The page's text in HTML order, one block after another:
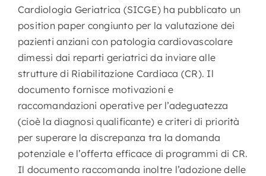
Cardiologia Geriatrica (SICGE) ha pubblicato un
position paper congiunto per la valutazione dei
pazienti anziani con patologia cardiovascolare
dimessi dai reparti geriatrici da inviare alle
strutture di Riabilitazione Cardiaca (CR). Il
documento fornisce motivazioni e
raccomandazioni operative per l’adeguatezza
(cioè la diagnosi qualificante) e criteri di priorità
per superare la discrepanza tra la domanda
potenziale e l’offerta efficace di programmi di CR.
Il documento raccomanda inoltre l’adozione delle